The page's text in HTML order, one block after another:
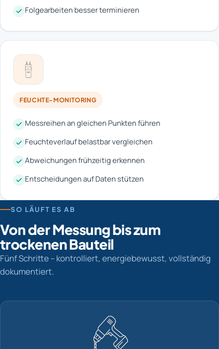
Folgearbeiten besser terminieren
FEUCHTE-MONITORING
Messreihen an gleichen Punkten führen
Feuchteverlauf belastbar vergleichen
Abweichungen frühzeitig erkennen
Entscheidungen auf Daten stützen
SO LÄUFT ES AB
Von der Messung bis zum
trockenen Bauteil
Fünf Schritte – kontrolliert, energiebewusst, vollständig
dokumentiert.